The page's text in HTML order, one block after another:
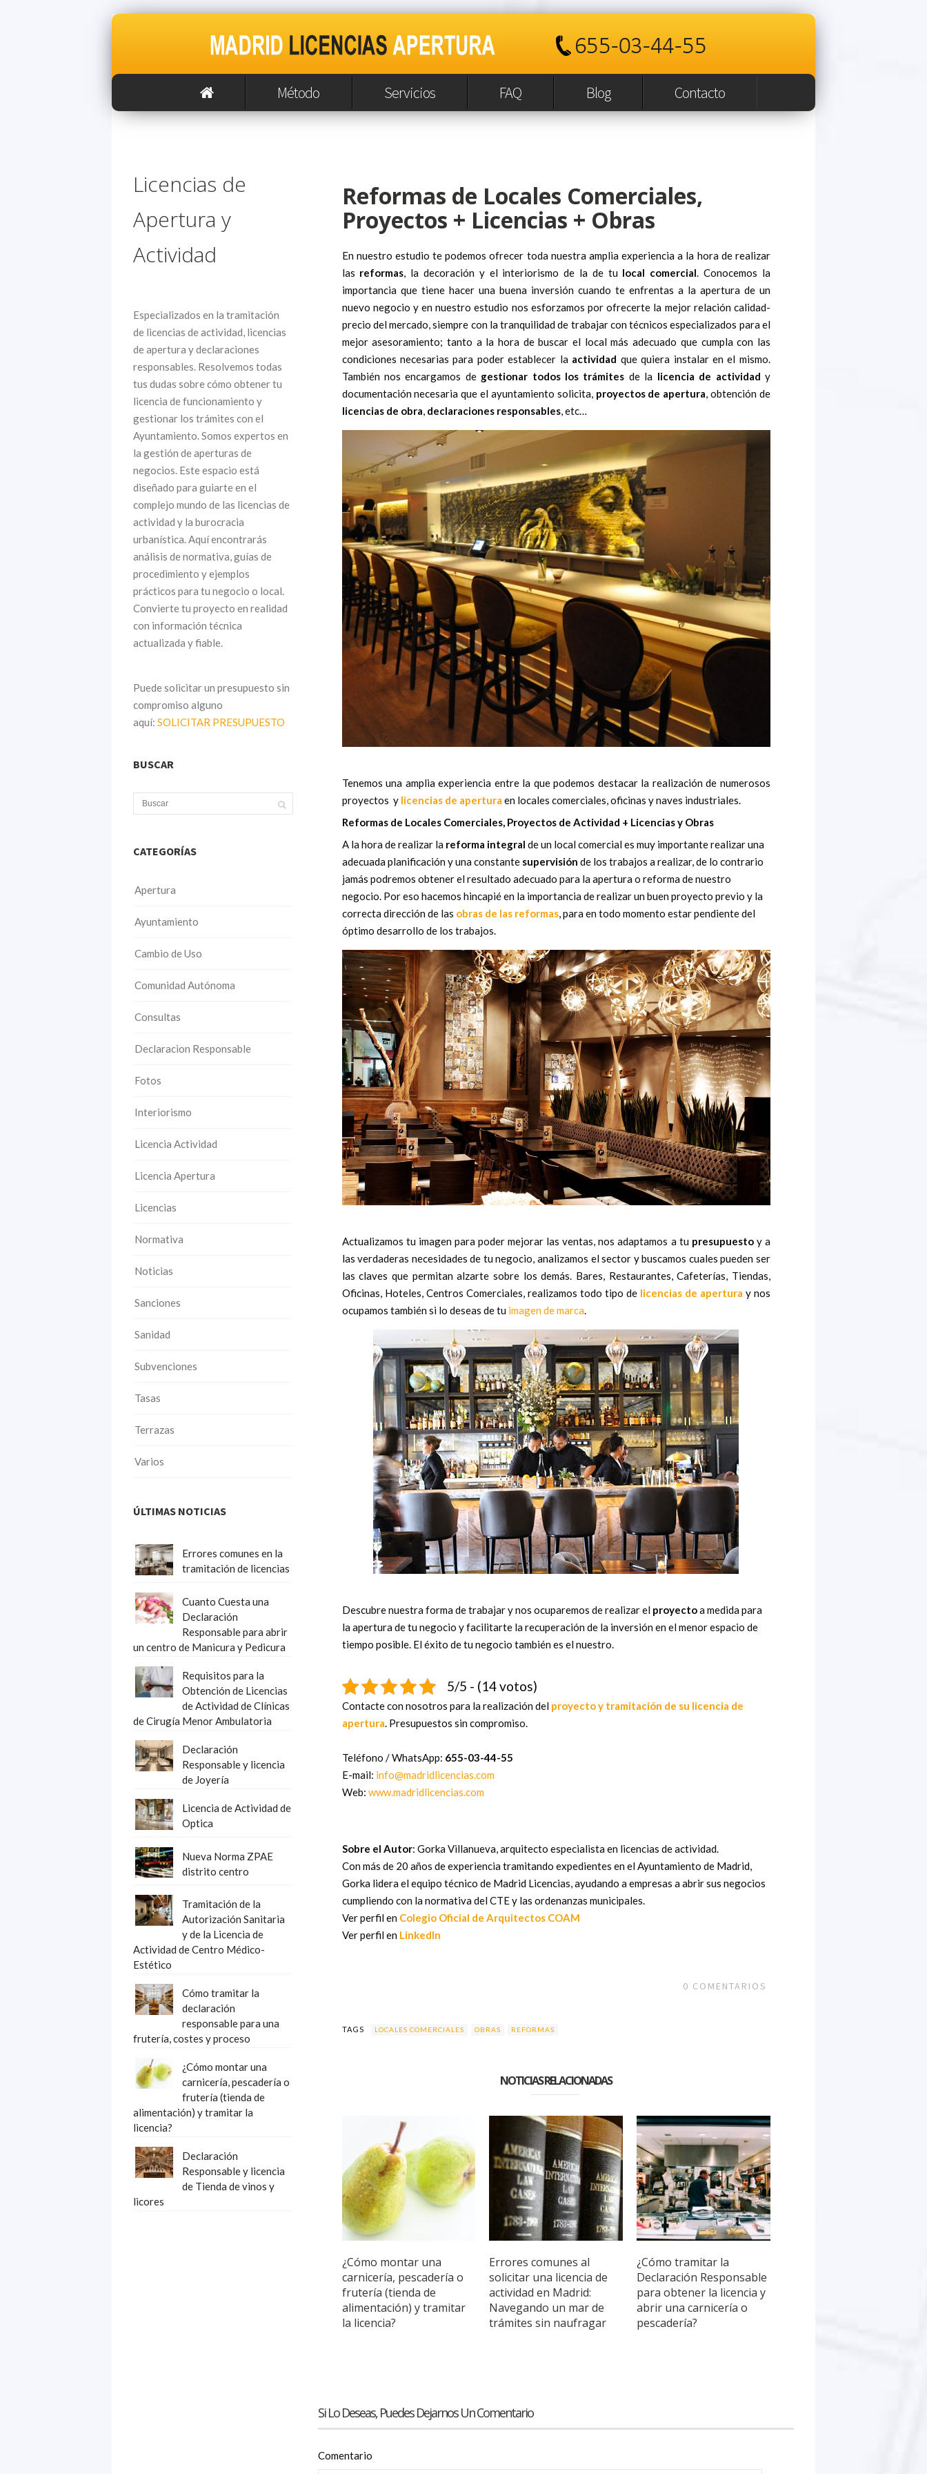
Método Servicios FAQ Blog Contacto
Reformas de Locales Comerciales,
Proyectos + Licencias + Obras
En nuestro estudio te podemos ofrecer toda nuestra amplia experiencia a la hora de realizar
las reformas, la decoración y el interiorismo de la de tu local comercial. Conocemos la
importancia que tiene hacer una buena inversión cuando te enfrentas a la apertura de un
nuevo negocio y en nuestro estudio nos esforzamos por ofrecerte la mejor relación calidad-
precio del mercado, siempre con la tranquilidad de trabajar con técnicos especializados para el
mejor asesoramiento; tanto a la hora de buscar el local más adecuado que cumpla con las
condiciones necesarias para poder establecer la actividad que quiera instalar en el mismo.
También nos encargamos de gestionar todos los trámites de la licencia de actividad y
documentación necesaria que el ayuntamiento solicita, proyectos de apertura, obtención de
licencias de obra, declaraciones responsables, etc…
Tenemos una amplia experiencia entre la que podemos destacar la realización de numerosos
proyectos y licencias de apertura en locales comerciales, oficinas y naves industriales.
Reformas de Locales Comerciales, Proyectos de Actividad + Licencias y Obras
A la hora de realizar la reforma integral de un local comercial es muy importante realizar una
adecuada planificación y una constante supervisión de los trabajos a realizar, de lo contrario
jamás podremos obtener el resultado adecuado para la apertura o reforma de nuestro
negocio. Por eso hacemos hincapié en la importancia de realizar un buen proyecto previo y la
correcta dirección de las obras de las reformas, para en todo momento estar pendiente del
óptimo desarrollo de los trabajos.
Actualizamos tu imagen para poder mejorar las ventas, nos adaptamos a tu presupuestoy a
las verdaderas necesidades de tu negocio, analizamos el sector y buscamos cuales pueden ser
las claves que permitan alzarte sobre los demás. Bares, Restaurantes, Cafeterías, Tiendas,
Oficinas, Hoteles, Centros Comerciales, realizamos todo tipo de licencias de apertura y nos
ocupamos también si lo deseas de tu imagen de marca.
Descubre nuestra forma de trabajar y nos ocuparemos de realizar el proyectoa medida para
la apertura de tu negocio y facilitarte la recuperación de la inversión en el menor espacio de
tiempo posible. El éxito de tu negocio también es el nuestro.
5/5 - (14 votos)
Contacte con nosotros para la realización del proyecto y tramitación de su licencia de
apertura. Presupuestos sin compromiso.
Teléfono / WhatsApp: 655-03-44-55
E-mail: info@madridlicencias.com
Web: www.madridlicencias.com
Sobre el Autor: Gorka Villanueva, arquitecto especialista en licencias de actividad.
Con más de 20 años de experiencia tramitando expedientes en el Ayuntamiento de Madrid,
Gorka lidera el equipo técnico de Madrid Licencias, ayudando a empresas a abrir sus negocios
cumpliendo con la normativa del CTE y las ordenanzas municipales.
Ver perfil en Colegio Oficial de Arquitectos COAM
Ver perfil en LinkedIn
0 COMENTARIOS
TAGS LOCALES COMERCIALES OBRAS REFORMAS
NOTICIAS RELACIONADAS
¿Cómo montar una
carnicería, pescadería o
frutería (tienda de
alimentación) y tramitar
la licencia?
Errores comunes al
solicitar una licencia de
actividad en Madrid:
Navegando un mar de
trámites sin naufragar
¿Cómo tramitar la
Declaración Responsable
para obtener la licencia y
abrir una carnicería o
pescadería?
Si Lo Deseas, Puedes Dejarnos Un Comentario
Comentario
Licencias de
Apertura y
Actividad
Especializados en la tramitación
de licencias de actividad, licencias
de apertura y declaraciones
responsables. Resolvemos todas
tus dudas sobre cómo obtener tu
licencia de funcionamiento y
gestionar los trámites con el
Ayuntamiento. Somos expertos en
la gestión de aperturas de
negocios. Este espacio está
diseñado para guiarte en el
complejo mundo de las licencias de
actividad y la burocracia
urbanística. Aquí encontrarás
análisis de normativa, guías de
procedimiento y ejemplos
prácticos para tu negocio o local.
Convierte tu proyecto en realidad
con información técnica
actualizada y fiable.
Puede solicitar un presupuesto sin
compromiso alguno
aquí: SOLICITAR PRESUPUESTO
BUSCAR
CATEGORÍAS
Apertura
Ayuntamiento
Cambio de Uso
Comunidad Autónoma
Consultas
Declaracion Responsable
Fotos
Interiorismo
Licencia Actividad
Licencia Apertura
Licencias
Normativa
Noticias
Sanciones
Sanidad
Subvenciones
Tasas
Terrazas
Varios
ÚLTIMAS NOTICIAS
Errores comunes en la
tramitación de licencias
Cuanto Cuesta una
Declaración
Responsable para abrir
un centro de Manicura y Pedicura
Requisitos para la
Obtención de Licencias
de Actividad de Clínicas
de Cirugía Menor Ambulatoria
Declaración
Responsable y licencia
de Joyería
Licencia de Actividad de
Optica
Nueva Norma ZPAE
distrito centro
Tramitación de la
Autorización Sanitaria
y de la Licencia de
Actividad de Centro Médico-
Estético
Cómo tramitar la
declaración
responsable para una
frutería, costes y proceso
¿Cómo montar una
carnicería, pescadería o
frutería (tienda de
alimentación) y tramitar la
licencia?
Declaración
Responsable y licencia
de Tienda de vinos y
licores